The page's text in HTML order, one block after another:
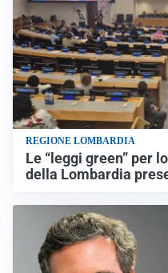
REGIONE LOMBARDIA
Le “leggi green” per
della Lombardia